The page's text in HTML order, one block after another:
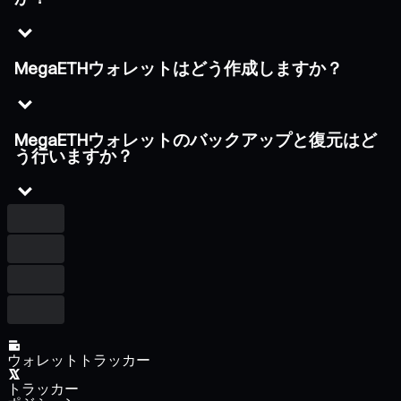
MegaETHウォレットはどう作成しますか？
MegaETHウォレットのバックアップと復元はど
う行いますか？
ウォレットトラッカー
トラッカー